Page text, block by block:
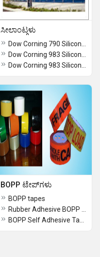
ಸೀಲಾಂಟ್ಗಳು
BOPP ಟೇಪ್‌ಗಳು
BOPP tapes